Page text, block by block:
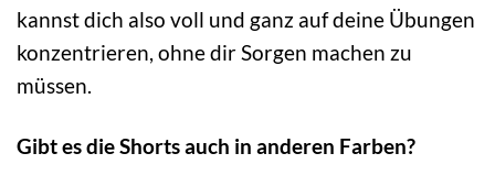
kannst dich also voll und ganz auf deine Übungen
konzentrieren, ohne dir Sorgen machen zu
müssen.
Gibt es die Shorts auch in anderen Farben?